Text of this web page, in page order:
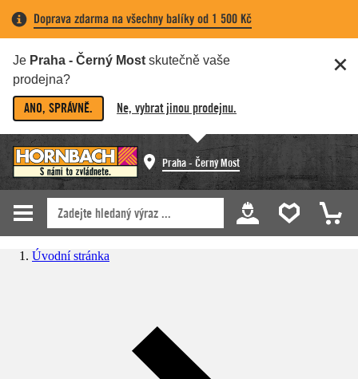
Doprava zdarma na všechny balíky od 1 500 Kč
Je Praha - Černý Most skutečně vaše
prodejna?
ANO, SPRÁVNĚ. Ne, vybrat jinou prodejnu.
Praha - Černý Most
Úvodní stránka